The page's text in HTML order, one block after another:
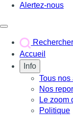
Alertez-nous
Rechercher
Accueil
Info
Tous nos
Nos
Le zoom
Politique